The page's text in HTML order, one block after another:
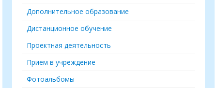
Дополнительное образование
Дистанционное обучение
Проектная деятельность
Прием в учреждение
Фотоальбомы